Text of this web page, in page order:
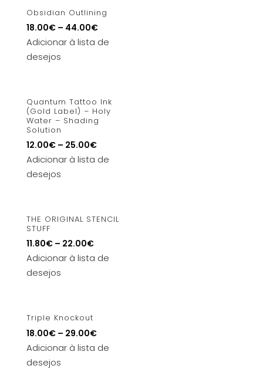
Obsidian Outlining
18.00€– 44.00€
Adicionar à lista de
desejos
Quantum Tattoo Ink
(Gold Label) – Holy
Water – Shading
Solution
12.00€– 25.00€
Adicionar à lista de
desejos
THE ORIGINAL STENCIL
STUFF
11.80€– 22.00€
Adicionar à lista de
desejos
Triple Knockout
18.00€– 29.00€
Adicionar à lista de
desejos